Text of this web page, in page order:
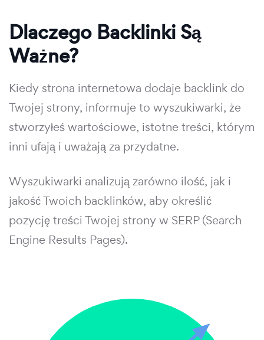
Dlaczego Backlinki Są
Ważne?
Kiedy strona internetowa dodaje backlink do
Twojej strony, informuje to wyszukiwarki, że
stworzyłeś wartościowe, istotne treści, którym
inni ufają i uważają za przydatne.
Wyszukiwarki analizują zarówno ilość, jak i
jakość Twoich backlinków, aby określić
pozycję treści Twojej strony w SERP (Search
Engine Results Pages).